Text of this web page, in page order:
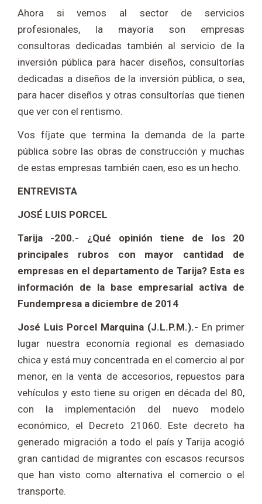
Ahora si vemos al sector de servicios
profesionales, la mayoría son empresas
consultoras dedicadas también al servicio de la
inversión pública para hacer diseños, consultorías
dedicadas a diseños de la inversión pública, o sea,
para hacer diseños y otras consultorías que tienen
que ver con el rentismo.
Vos fíjate que termina la demanda de la parte
pública sobre las obras de construcción y muchas
de estas empresas también caen, eso es un hecho.
ENTREVISTA
JOSÉ LUIS PORCEL
Tarija -200.- ¿Qué opinión tiene de los 20
principales rubros con mayor cantidad de
empresas en el departamento de Tarija? Esta es
información de la base empresarial activa de
Fundempresa a diciembre de 2014
José Luis Porcel Marquina (J.L.P.M.).- En primer
lugar nuestra economía regional es demasiado
chica y está muy concentrada en el comercio al por
menor, en la venta de accesorios, repuestos para
vehículos y esto tiene su origen en década del 80,
con la implementación del nuevo modelo
económico, el Decreto 21060. Este decreto ha
generado migración a todo el país y Tarija acogió
gran cantidad de migrantes con escasos recursos
que han visto como alternativa el comercio o el
transporte.